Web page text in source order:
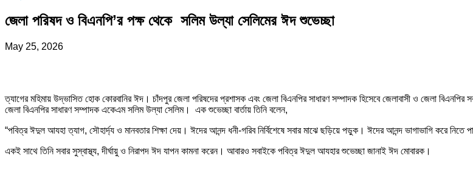
জেলা পরিষদ ও বিএনপি’র পক্ষ থেকে সলিম উল্যা সেলিমের ঈদ শুভেচ্ছা
May 25, 2026
ত্যাগের মহিমায় উদ্ভাসিত হোক কোরবানির ঈদ। চাঁদপুর জেলা পরিষদের প্রশাসক এবং জেলা বিএনপির সাধারণ সম্পাদক হিসেবে জেলাবাসী ও জেলা
জেলা বিএনপির সাধারণ সম্পাদক একেএম সলিম উল্যা সেলিম। এক শুভেচ্ছা বার্তায় তিনি বলেন,
“পবিত্র ঈদুল আযহা ত্যাগ, সৌহার্দ্য ও মানবতার শিক্ষা দেয়। ঈদের আনন্দ ধনী-গরিব নির্বিশেষে সবার মাঝে ছড়িয়ে পড়ুক। ঈদের আনন্দ ভাগাভাগি করে
একই সাথে তিনি সবার সুস্বাস্থ্য, দীর্ঘায়ু ও নিরাপদ ঈদ যাপন কামনা করেন। আবারও সবাইকে পবিত্র ঈদুল আযহার শুভেচ্ছা জানাই ঈদ মোবারক।